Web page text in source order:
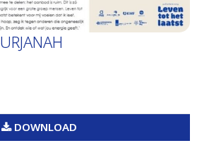
DOWNLOAD